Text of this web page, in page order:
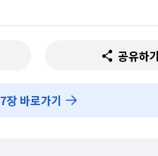
공유하기
7장 바로가기